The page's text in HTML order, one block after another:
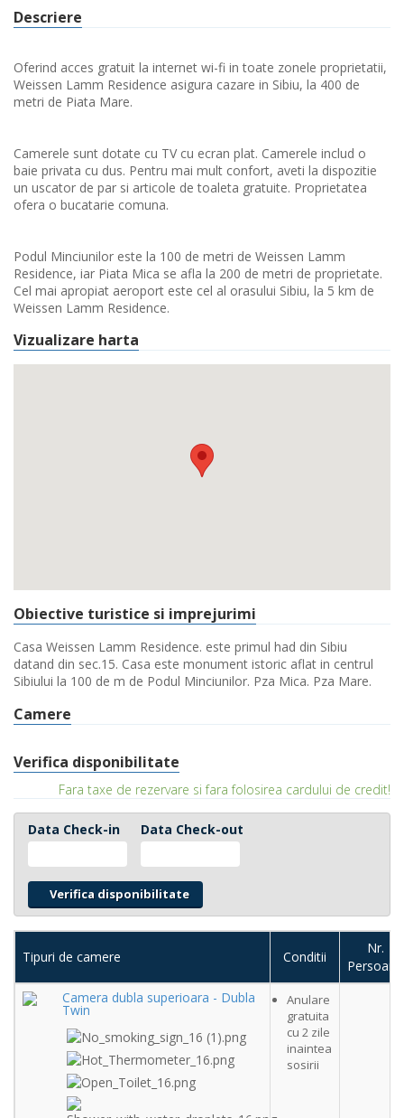
Descriere
Oferind acces gratuit la internet wi-fi in toate zonele proprietatii,
Weissen Lamm Residence asigura cazare in Sibiu, la 400 de
metri de Piata Mare.
Camerele sunt dotate cu TV cu ecran plat. Camerele includ o
baie privata cu dus. Pentru mai mult confort, aveti la dispozitie
un uscator de par si articole de toaleta gratuite. Proprietatea
ofera o bucatarie comuna.
Podul Minciunilor este la 100 de metri de Weissen Lamm
Residence, iar Piata Mica se afla la 200 de metri de proprietate.
Cel mai apropiat aeroport este cel al orasului Sibiu, la 5 km de
Weissen Lamm Residence.
Vizualizare harta
Obiective turistice si imprejurimi
Casa Weissen Lamm Residence. este primul had din Sibiu
datand din sec.15. Casa este monument istoric aflat in centrul
Sibiului la 100 de m de Podul Minciunilor. Pza Mica. Pza Mare.
Camere
Verifica disponibilitate
Fara taxe de rezervare si fara folosirea cardului de credit!
Data Check-in Data Check-out
Tipuri de camere Conditii
Nr.
Persoane
Camera dubla superioara - Dubla
Twin
Anulare
gratuita
cu 2 zile
inaintea
sosirii